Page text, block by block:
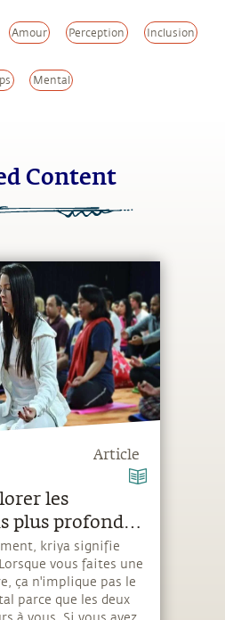
Amour Perception Inclusion
Mental
Content
Article
les
plus profondes
kriya signifie
vous faites une
ça n'implique pas le
parce que les deux